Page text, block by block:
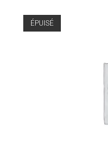
ÉPUISÉ